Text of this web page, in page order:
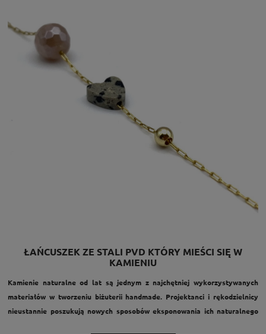
ŁAŃCUSZEK ZE STALI PVD KTÓRY MIEŚCI SIĘ W
KAMIENIU
Kamienie naturalne od lat są jednym z najchętniej wykorzystywanych
materiałów w tworzeniu biżuterii handmade. Projektanci i rękodzielnicy
nieustannie poszukują nowych sposobów eksponowania ich naturalnego